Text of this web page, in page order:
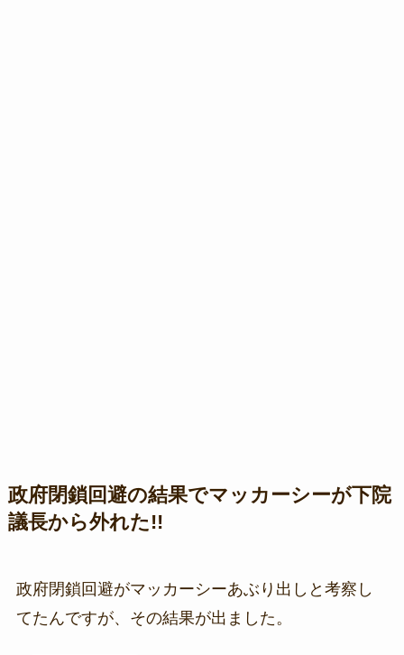
政府閉鎖回避の結果でマッカーシーが下院
議長から外れた!!
政府閉鎖回避がマッカーシーあぶり出しと考察し
てたんですが、その結果が出ました。